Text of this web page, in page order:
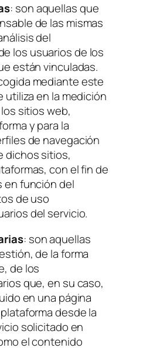
: son aquellas que
de las mismas
del
los usuarios de los
están vinculadas.
mediante este
utiliza en la medición
sitios web,
y para la
de navegación
dichos sitios,
con el fin de
en función del
de uso
del servicio.
: son aquellas
de la forma
de los
que, en su caso,
en una página
desde la
solicitado en
el contenido